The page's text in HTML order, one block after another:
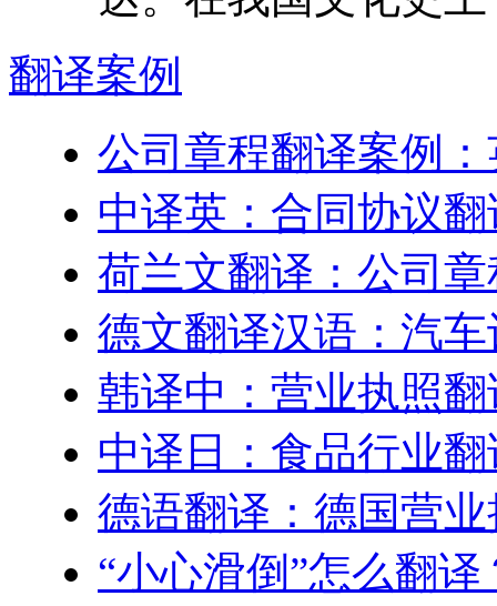
翻译案例
公司章程翻译案例
中译英：合同协议
荷兰文翻译：公司
德文翻译汉语：汽
韩译中：营业执照翻
中译日：食品行业翻
德语翻译：德国营
“小心滑倒”怎么翻译